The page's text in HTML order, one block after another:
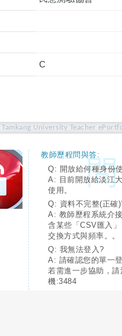
C
Tamkang University Teacher
教師歷程問與答:
Q: 開放給何種身份
A: 目前開放給淡江
使用。
Q: 資料不完整(正確
A: 教師歷程系統介
含某些「CSV匯入
交換方式與頻率。。
Q: 我無法登入?
A: 請確認您的單一
若需進一步協助，
機:3484